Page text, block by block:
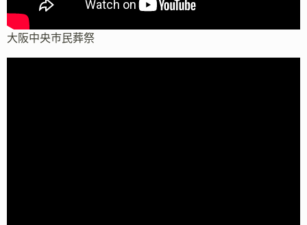
大阪中央市民葬祭